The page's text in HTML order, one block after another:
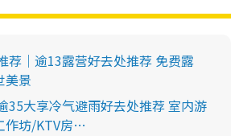
荐｜逾13露营好去处推荐 免费露
美景
35大享冷气避雨好去处推荐 室内游
作坊/KTV房…